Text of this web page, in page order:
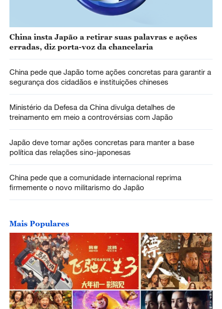
China insta Japão a retirar suas palavras e ações
erradas, diz porta-voz da chancelaria
China pede que Japão tome ações concretas para garantir a
segurança dos cidadãos e instituições chineses
Ministério da Defesa da China divulga detalhes de
treinamento em meio a controvérsias com Japão
Japão deve tomar ações concretas para manter a base
política das relações sino-japonesas
China pede que a comunidade internacional reprima
firmemente o novo militarismo do Japão
Mais Populares